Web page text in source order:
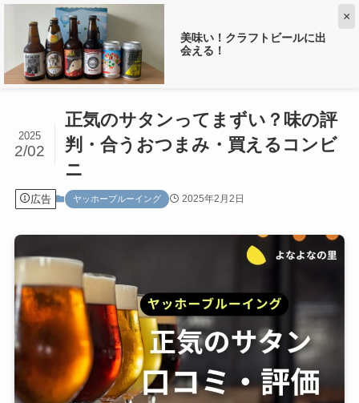
美味い！クラフトビールに出
会える！
×
ホーム ヤッホーブルーイング
正気のサタンってまずい？味の評
判・合うおつまみ・買えるコンビ
ニ
2025
2/02
広告 ヤッホーブルーイング 2025年2月2日